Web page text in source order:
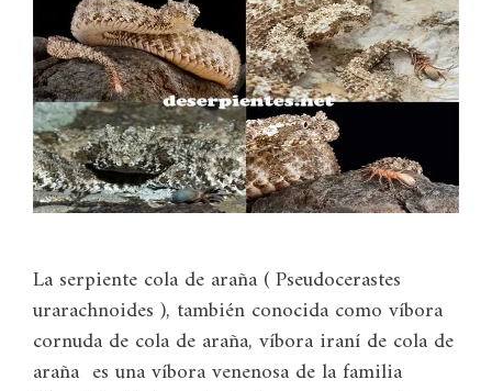
La serpiente cola de araña ( Pseudocerastes
urarachnoides ), también conocida como víbora
cornuda de cola de araña, víbora iraní de cola de
araña es una víbora venenosa de la familia